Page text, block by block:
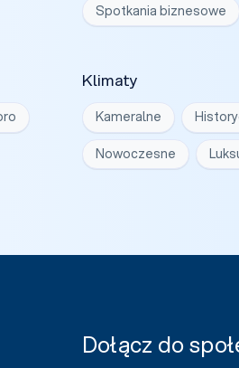
Klimaty
Kameralne
Nowoczesne
Spotkania biznesowe
Dołącz do